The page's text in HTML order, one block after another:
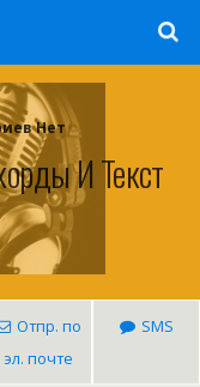
Нет
И Текст
Отпр. по
эл. почте
SMS